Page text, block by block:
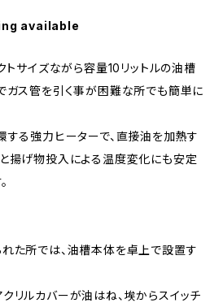
available
サイズながら容量10リットルの油槽
ガス管を引く事が困難な所でも簡単に
する強力ヒーターで、直接油を加熱す
揚げ物投入による温度変化にも安定
た所では、油槽本体を卓上で設置す
リルカバーが油はね、埃からスイッチ